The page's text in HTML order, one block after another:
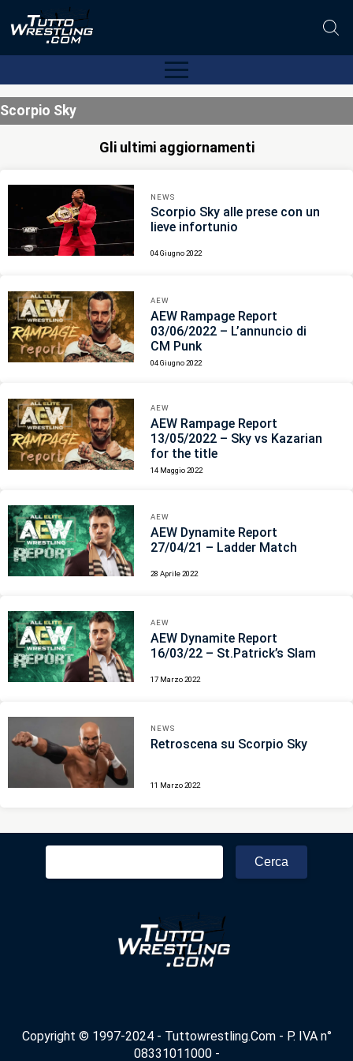
Scorpio Sky
Gli ultimi aggiornamenti
NEWS
Scorpio Sky alle prese con un
lieve infortunio
04 Giugno 2022
AEW
AEW Rampage Report
03/06/2022 – L’annuncio di
CM Punk
04 Giugno 2022
AEW
AEW Rampage Report
13/05/2022 – Sky vs Kazarian
for the title
14 Maggio 2022
AEW
AEW Dynamite Report
27/04/21 – Ladder Match
28 Aprile 2022
AEW
AEW Dynamite Report
16/03/22 – St.Patrick’s Slam
17 Marzo 2022
NEWS
Retroscena su Scorpio Sky
11 Marzo 2022
Ricerca
Copyright © 1997-2024 - Tuttowrestling.Com - P. IVA n°
08331011000 -